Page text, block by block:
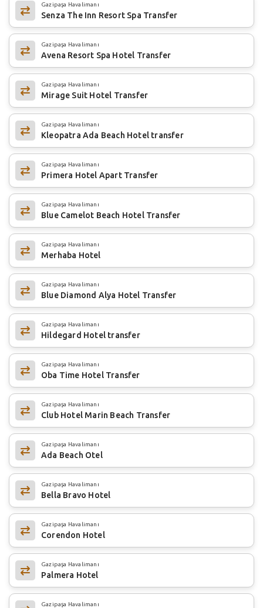
Gazipaşa Havalimanı
Senza The Inn Resort Spa Transfer
Gazipaşa Havalimanı
Avena Resort Spa Hotel Transfer
Gazipaşa Havalimanı
Mirage Suit Hotel Transfer
Gazipaşa Havalimanı
Kleopatra Ada Beach Hotel transfer
Gazipaşa Havalimanı
Primera Hotel Apart Transfer
Gazipaşa Havalimanı
Blue Camelot Beach Hotel Transfer
Gazipaşa Havalimanı
Merhaba Hotel
Gazipaşa Havalimanı
Blue Diamond Alya Hotel Transfer
Gazipaşa Havalimanı
Hildegard Hotel transfer
Gazipaşa Havalimanı
Oba Time Hotel Transfer
Gazipaşa Havalimanı
Club Hotel Marin Beach Transfer
Gazipaşa Havalimanı
Ada Beach Otel
Gazipaşa Havalimanı
Bella Bravo Hotel
Gazipaşa Havalimanı
Corendon Hotel
Gazipaşa Havalimanı
Palmera Hotel
Gazipaşa Havalimanı